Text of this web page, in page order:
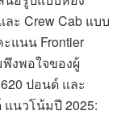
ะ Crew Cab แบบ
แนน Frontier
งพอใจของผู้
ปอนด์ และ
แนวโน้มปี 2025: